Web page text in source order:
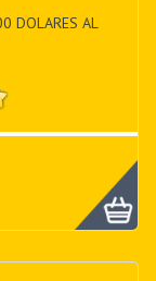
DOLARES AL